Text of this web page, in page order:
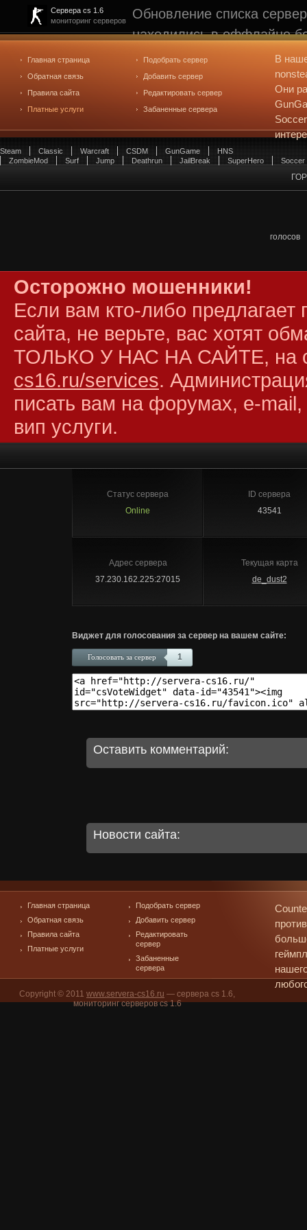
Сервера cs 1.6
мониторинг серверов
Обновление списка
находились в оффлайне
рейтинге не участвуют.
редактирования
.
Главная страница
Обратная связь
Правила сайта
Платные услуги
Подобрать сервер
Добавить сервер
Редактировать сервер
Забаненные сервера
В
Они
Steam Classic Warcraft CSDM GunGame
HNS
ZombieMod
Surf Jump Deathrun JailBreak SuperHero Soccer
голосов
Осторожно мошенники!
Если вам кто-либо
сайта, не верьте, вас хотят
ТОЛЬКО У НАС НА САЙТЕ, на
cs16.ru/services.
писать вам на форумах, e-mail,
вип услуги.
Статус сервера
Online
ID сервера
43541
Адрес сервера
37.230.162.225:27015
Текущая карта
de_dust2
Виджет для голосования за сервер на вашем сайте:
1
Голосовать за сервер
Оставить комментарий:
Новости сайта:
Главная страница
Обратная связь
Правила сайта
Платные услуги
Подобрать сервер
Добавить сервер
Редактировать
сервер
Забаненные
сервера
Copyright © 2011 www.servera-cs16.ru — сервера cs 1.6,
мониторинг серверов cs 1.6